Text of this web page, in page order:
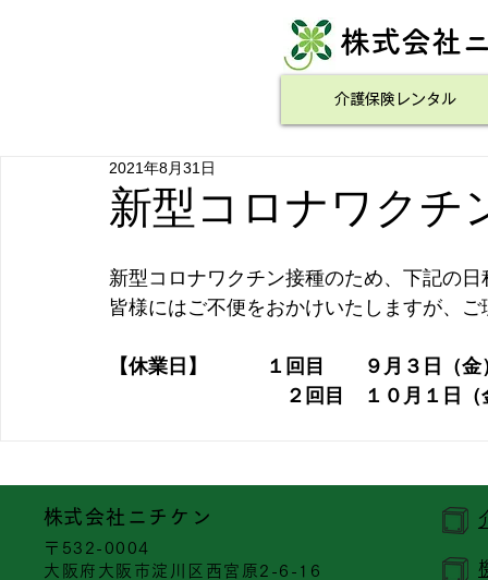
株式会社
介護保険レンタル
新型コロナワクチ
2021年8月31日
新型コロナワクチン接種のため、下記の
皆様にはご不便をおかけいたしますが、
【休業日】　　　１回目　　９月３日（金
２回目　１０月１日（
​株式会社ニチケン
〒532-0004
大阪府大阪市淀川区西宮原2-6-16